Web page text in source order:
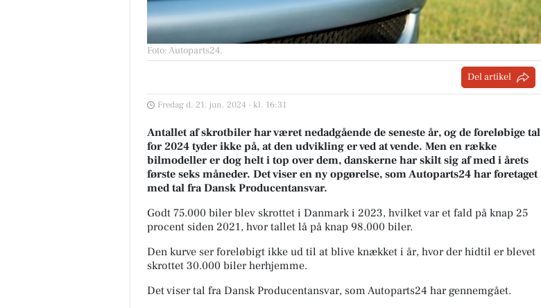
Foto: Autoparts24.
Del artikel
Fredag d. 21. jun. 2024 - kl. 16:31
Antallet af skrotbiler har været nedadgående de seneste år, og de foreløbige tal
for 2024 tyder ikke på, at den udvikling er ved at vende. Men en række
bilmodeller er dog helt i top over dem, danskerne har skilt sig af med i årets
første seks måneder. Det viser en ny opgørelse, som Autoparts24 har foretaget
med tal fra Dansk Producentansvar.
Godt 75.000 biler blev skrottet i Danmark i 2023, hvilket var et fald på knap 25
procent siden 2021, hvor tallet lå på knap 98.000 biler.
Den kurve ser foreløbigt ikke ud til at blive knækket i år, hvor der hidtil er blevet
skrottet 30.000 biler herhjemme.
Det viser tal fra Dansk Producentansvar, som Autoparts24 har gennemgået.